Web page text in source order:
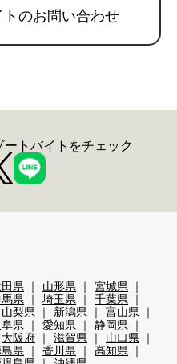
トのお問い合わせ
トバイトをチェック
県 山形県
宮城県
県 埼玉県
千葉県
山梨県 新潟県
富山県
県 愛知県
静岡県
大阪府 滋賀県
山口県
県 香川県
高知県